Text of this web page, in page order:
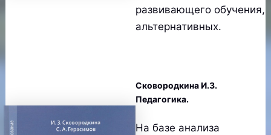
развивающего обучения,
альтернативных.
Сковородкина И.З.
Педагогика.
На базе анализа